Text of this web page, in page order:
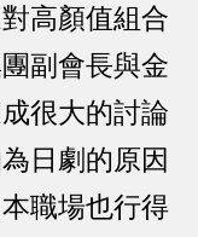
高顏值組合
副會長與金
很大的討論
日劇的原因
職場也行得